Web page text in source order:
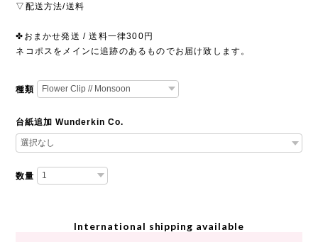
▽配送方法/送料
✤おまかせ発送 / 送料一律300円
ネコポスをメインに追跡のあるものでお届け致します。
種類
台紙追加 Wunderkin Co.
数量
International shipping available